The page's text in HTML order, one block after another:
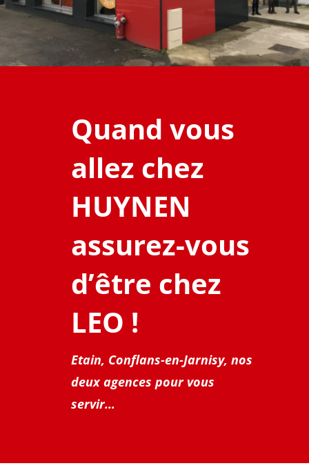
Quand vous
allez chez
HUYNEN
assurez-vous
d’être chez
LEO !
Etain, Conflans-en-Jarnisy, nos
deux agences pour vous
servir…